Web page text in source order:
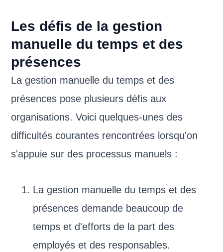
Les défis de la gestion
manuelle du temps et des
présences
La gestion manuelle du temps et des
présences pose plusieurs défis aux
organisations. Voici quelques-unes des
difficultés courantes rencontrées lorsqu'on
s'appuie sur des processus manuels :
La gestion manuelle du temps et des
présences demande beaucoup de
temps et d'efforts de la part des
employés et des responsables.